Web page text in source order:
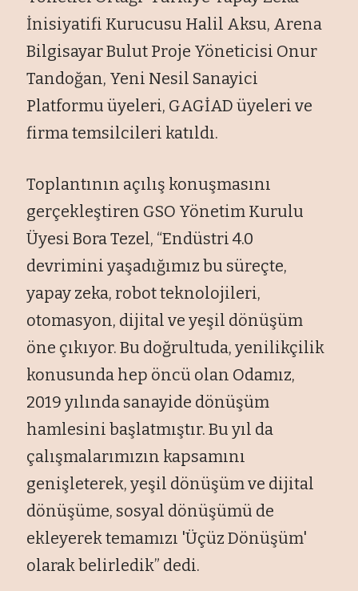
İnisiyatifi Kurucusu Halil Aksu, Arena
Bilgisayar Bulut Proje Yöneticisi Onur
Tandoğan, Yeni Nesil Sanayici
Platformu üyeleri, GAGİAD üyeleri ve
firma temsilcileri katıldı.
Toplantının açılış konuşmasını
gerçekleştiren GSO Yönetim Kurulu
Üyesi Bora Tezel, “Endüstri 4.0
devrimini yaşadığımız bu süreçte,
yapay zeka, robot teknolojileri,
otomasyon, dijital ve yeşil dönüşüm
öne çıkıyor. Bu doğrultuda, yenilikçilik
konusunda hep öncü olan Odamız,
2019 yılında sanayide dönüşüm
hamlesini başlatmıştır. Bu yıl da
çalışmalarımızın kapsamını
genişleterek, yeşil dönüşüm ve dijital
dönüşüme, sosyal dönüşümü de
ekleyerek temamızı 'Üçüz Dönüşüm'
olarak belirledik” dedi.